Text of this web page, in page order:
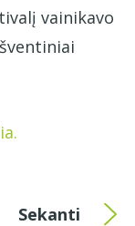
vainikavo
Sekanti